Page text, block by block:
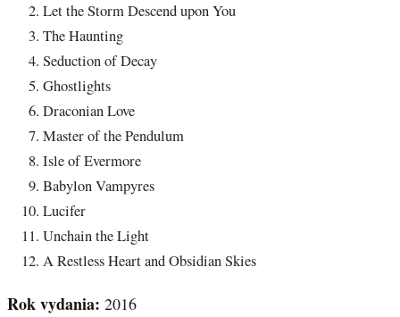
Let the Storm Descend upon You
The Haunting
Seduction of Decay
Ghostlights
Draconian Love
Master of the Pendulum
Isle of Evermore
Babylon Vampyres
Lucifer
Unchain the Light
A Restless Heart and Obsidian Skies
Rok vydania: 2016